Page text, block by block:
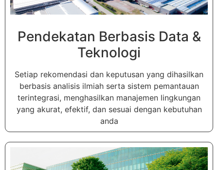
Pendekatan Berbasis Data &
Teknologi
Setiap rekomendasi dan keputusan yang dihasilkan
berbasis analisis ilmiah serta sistem pemantauan
terintegrasi, menghasilkan manajemen lingkungan
yang akurat, efektif, dan sesuai dengan kebutuhan
anda